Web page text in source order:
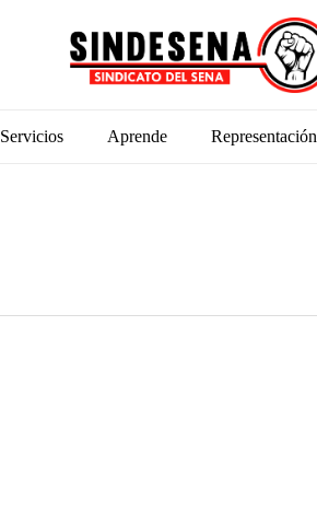
Servicios Aprende Representación